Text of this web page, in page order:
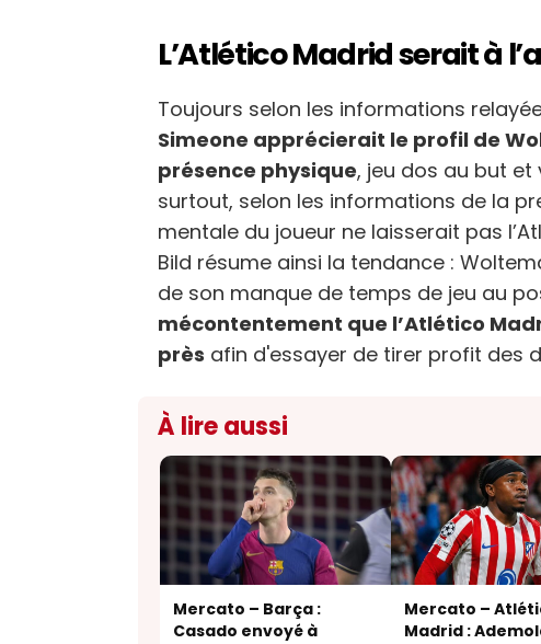
L’Atlético Madrid serait à
Toujours selon les informations
Simeone apprécierait le profil de
présence physique, jeu dos au but et
surtout, selon les informations de la
mentale du joueur ne laisserait pas
Bild résume ainsi la tendance :
de son manque de temps de jeu au
mécontentement que l’Atlético
près afin d'essayer de tirer profit des
À lire aussi
Mercato – Barça :
Casado envoyé à
Mercato –
Madrid :